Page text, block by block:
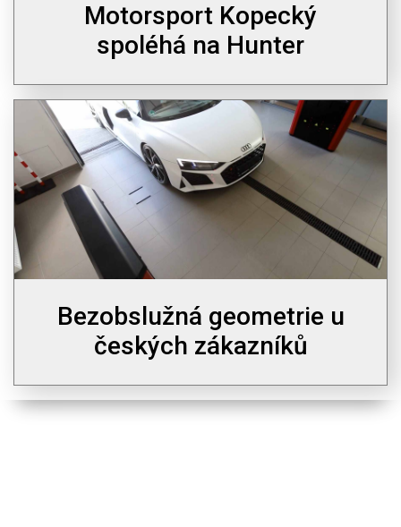
Motorsport Kopecký
spoléhá na Hunter
Bezobslužná geometrie u
českých zákazníků